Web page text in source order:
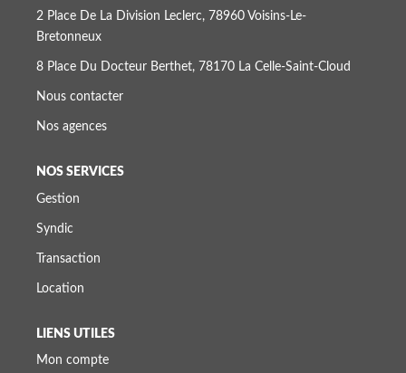
2 Place De La Division Leclerc, 78960 Voisins-Le-
Bretonneux
8 Place Du Docteur Berthet, 78170 La Celle-Saint-Cloud
Nous contacter
Nos agences
NOS SERVICES
Gestion
Syndic
Transaction
Location
LIENS UTILES
Mon compte